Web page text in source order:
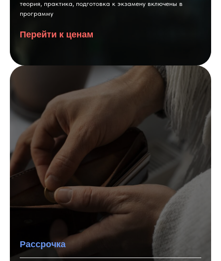
теория, практика, подготовка к экзамену включены в
программу
Перейти к ценам
Рассрочка